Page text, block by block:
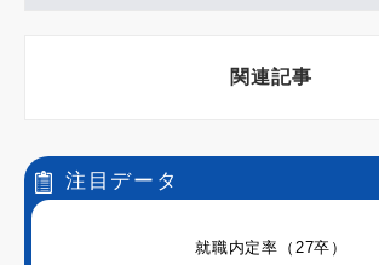
関連記事
注目データ
就職内定率（27卒）